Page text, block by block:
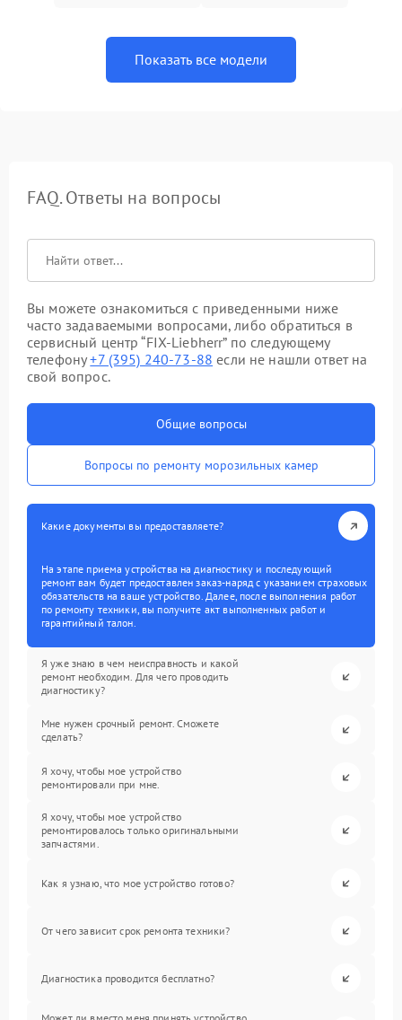
Показать все модели
FAQ. Ответы на вопросы
Вы можете ознакомиться с приведенными ниже
часто задаваемыми вопросами, либо обратиться в
сервисный центр “FIX-Liebherr” по следующему
телефону+7 (395) 240-73-88 если не нашли ответ на
свой вопрос.
Общие вопросы
Вопросы по ремонту морозильных камер
Какие документы вы предоставляете?
На этапе приема устройства на диагностику и последующий
ремонт вам будет предоставлен заказ-наряд с указанием страховых
обязательств на ваше устройство. Далее, после выполнения работ
по ремонту техники, вы получите акт выполненных работ и
гарантийный талон.
Я уже знаю в чем неисправность и какой
ремонт необходим. Для чего проводить
диагностику?
Мне нужен срочный ремонт. Сможете
сделать?
Я хочу, чтобы мое устройство
ремонтировали при мне.
Я хочу, чтобы мое устройство
ремонтировалось только оригинальными
запчастями.
Как я узнаю, что мое устройство готово?
От чего зависит срок ремонта техники?
Диагностика проводится бесплатно?